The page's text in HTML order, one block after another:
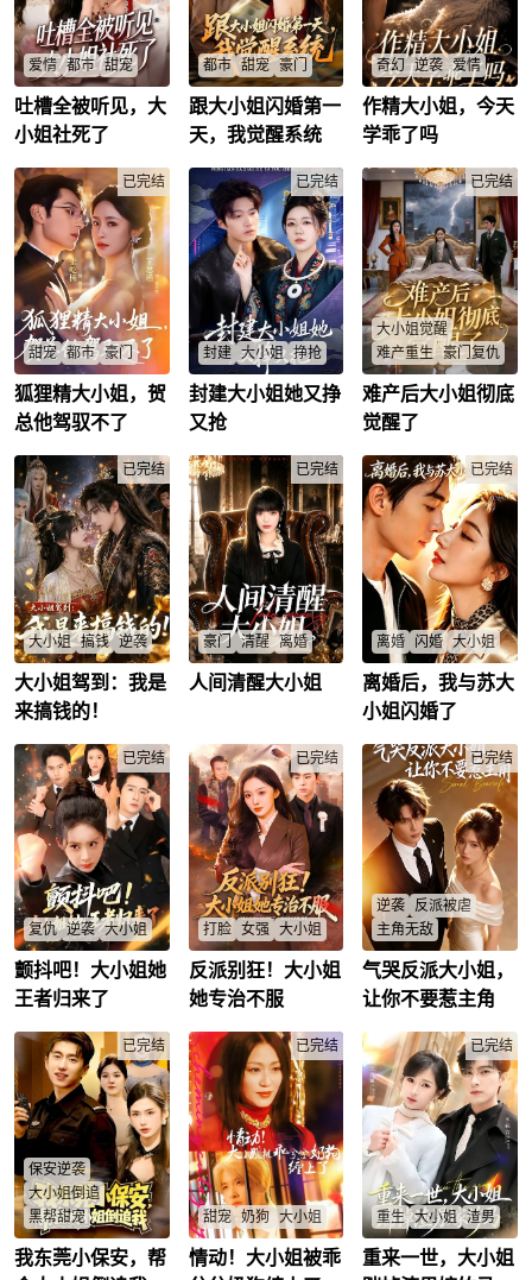
爱情 都市 甜宠
大小姐绑定反派系统
后心声全泄露，能否
逆转剧本抱得老公
叶栀/楚清竹
吐槽全被听见，大
小姐社死了
都市 甜宠 豪门
林延闪婚沈家大小姐
后觉醒亲密系统，武
医双修逆袭，能否抱
林延/沈青棠/
跟大小姐闪婚第一
天，我觉醒系统
奇幻 逆袭 爱情
炮灰大小姐觉醒后对
男主从欺负到求宠，
末世救援交易病毒能
陆棠/陆征/
作精大小姐，今天
学乖了吗
已完结
甜宠 都市 豪门
温晚晚嫁豪门总裁贺
庭舟后狂野撒野，热
搜不断却被宠上天？
两人爱藏细节中，能
否跨越代沟甜蜜一
生？
温晚晚/贺庭舟/
狐狸精大小姐，贺
总他驾驭不了
已完结
封建 大小姐 挣抢
南桑宁本是古代世家
嫡长女，穿越成南家
遗落的真千金，回家
后遭家人轻视。但她
凭借出色礼仪、见识
和勤奋，在南家争权
逐利，打脸众人。在
此过程中，她吸引了
贺家三少贺斯屿，两
人渐生爱意。桑宁利
用智慧和机遇在南氏
集团站稳脚跟，推进
多个项目，最终收获
爱情与事业，开启新
征程。
封建大小姐她又挣
又抢
已完结
大小姐觉醒
难产重生 豪门复仇
江城沈氏集团大小姐
沈夕月，为爱下嫁妈
宝男张耀祖，不惜与
父母决裂。她在生产
时遭遇生死考验，婆
家为省万元手术费，
坚决反对剖腹产，懦
弱的丈夫不敢违抗母
命，致其难产濒死。
产后又因生下女儿遭
婆婆掌掴，沈:夕月彻
底心死，携女离开。
在好友帮助下，她联
系身为沈氏集团董事
长的父亲沈青山，回
归大小姐身份。
难产后大小姐彻底
觉醒了
已完结
大小姐 搞钱 逆袭
现代顶级商业策划师
沈金金，熬夜研读古
言剧本时意外穿越道
炮灰嫡女。她携模糊
剧本记忆强势归来，
开启嫡女逆袭之路。
沈金金一心立志做超
级富商，人间清醒唯
爱赚钱。各路男主实
力不凡却频频上演高
能修罗场，全员被她
轻松拿捏。
大小姐驾到：我是
来搞钱的！
已完结
豪门 清醒 离婚
自幼被乔家宠爱二十
针对归来的苏晚，疏
远疼爱自己的养母，
还错失发现养父离世
并非意外的真相，最
终沦为亲戚争夺家产
的棋子，落得悔恨离
世的结局。一朝重
生，她回到刚认回的
时刻，褪去天真变得
冷静睿智，真心接纳
守护妹妹与养母，步
步筹谋收集证据，当
众揭穿叔婶姑姑伪善
面具、谋害养父的阴
守护至亲重振乔家荣
光。
人间清醒大小姐
已完结
离婚 闪婚 大小姐
快递员陈默辛苦供养
前妻读研，却被对方
嫌贫爱富，无情抛
突发急症的首富苏振
邦。苏振邦孙女苏清
雪为报恩与应对催
婚，和陈默约定协议
结婚。前妻心生嫉
妒，联合纨绔子弟何
建元处处刁难。陈默
不再退让，凭借自身
能力与过往人脉妥善
化解纷争，让对方为
不当行为付出代价。
相处中两人渐生情
愫，陈默不靠豪门扶
持，自主创业，在苏
助，最终收获爱情与
事业，迎来圆满人
生。
离婚后，我与苏大
小姐闪婚了
已完结
复仇 逆袭 大小姐
陆云霜幼年时，父亲
陆天豪抢夺了母亲娘
家的家产，将外室母
们母女赶出家门。致
使母亲后来病死，她
也流落到孤儿院。多
年后，陆云霜已经是
顶级特工，她退役
后，回到陆家，通过
自己的铁血手段以及
霍家长子霍云霆的帮
助，成功夺回了母亲
的一切，并让陆天豪
得到了报应。
颤抖吧！大小姐她
王者归来了
已完结
打脸 女强 大小姐
卿姿，资深背锅侠。
被领导开除、被渣男
劈腿、被确诊应激性
成了一个疯子。就在
她。准备躺平认命
时，一辆迈巴赫停在
楼下。六个黑衣保
镖。鞠躬，“大小姐，
老爷子请您回家。”她
这才知道，自己:从未
谋面的爷爷，是黑道
教父。而她，是唯一
的血脉。认祖归宗第
一天，二叔刁难她玩
俄罗斯方块。精神病
发作，她把二叔打进
反派别狂！大小姐
她专治不服
已完结
逆袭 反派被虐
主角无敌
男主意外穿越进龙王
战神的短剧世界，成
为大反派苏牧婉的下
统，完成剧情任务，
打脸天命之子，可以
获得奖励。与此同
时，大反派苏牧婉意
外重生，想起前世被
天命之子围攻致死的
命运，她决定这一世
远离那些天命之子。
气哭反派大小姐，
让你不要惹主角
已完结
保安逆袭
大小姐倒追
黑帮甜宠
医药武馆传人李明为
寻红姐赴莞城，挺身
我东莞小保安，帮
已完结
甜宠 奶狗 大小姐
权势滔天的慕家叛逆
大小姐慕云锦，为反
情动！大小姐被乖
已完结
重生 大小姐 渣男
前世眼瞎心盲，放着
深情专一的京圈大佬
重来一世，大小姐